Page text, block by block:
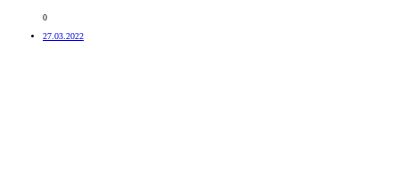
0
27.03.2022